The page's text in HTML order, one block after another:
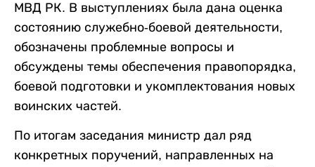
МВД РК. В выступлениях была дана оценка
состоянию служебно-боевой деятельности,
обозначены проблемные вопросы и
обсуждены темы обеспечения правопорядка,
боевой подготовки и укомплектования новых
воинских частей.
По итогам заседания министр дал ряд
конкретных поручений, направленных на